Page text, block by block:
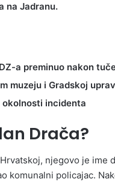
na Jadranu.
a preminuo nakon
muzeju i Gradskoj
incidenta
Drača?
njegovo je ime
komunalni policajac.